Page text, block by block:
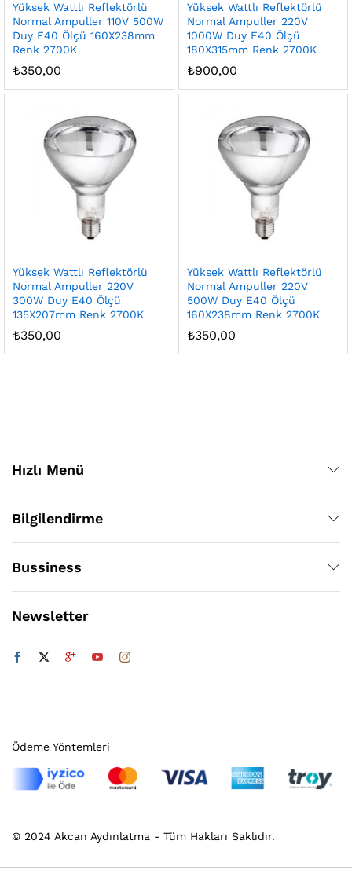
Yüksek Wattlı Reflektörlü
Normal Ampuller 110V 500W
Duy E40 Ölçü 160X238mm
Renk 2700K
₺350,00
Yüksek Wattlı Reflektörlü
Normal Ampuller 220V
1000W Duy E40 Ölçü
180X315mm Renk 2700K
₺900,00
Yüksek Wattlı Reflektörlü
Normal Ampuller 220V
300W Duy E40 Ölçü
135X207mm Renk 2700K
₺350,00
Yüksek Wattlı Reflektörlü
Normal Ampuller 220V
500W Duy E40 Ölçü
160X238mm Renk 2700K
₺350,00
Hızlı Menü
Bilgilendirme
Bussiness
Newsletter
© 2024 Akcan Aydınlatma - Tüm Hakları Saklıdır.
Ödeme Yöntemleri